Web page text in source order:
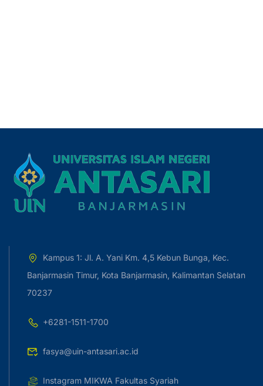
Kampus 1: Jl. A. Yani Km. 4,5 Kebun Bunga, Kec.
Banjarmasin Timur, Kota Banjarmasin, Kalimantan Selatan
70237
+6281-1511-1700
fasya@uin-antasari.ac.id
Instagram MIKWA Fakultas Syariah